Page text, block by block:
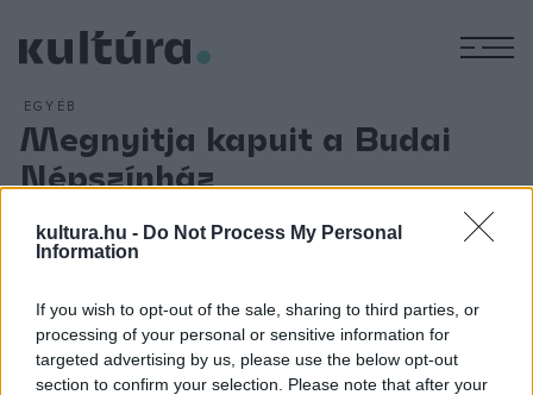
kultura.hu - Do Not Process My Personal
Information
If you wish to opt-out of the sale, sharing to third parties, or
processing of your personal or sensitive information for
targeted advertising by us, please use the below opt-out
section to confirm your selection. Please note that after your
EGYÉB
Megnyitja kapuit a Budai
Népszínház
A Lánchíd budai hídfőjénél a Budai Népszínház alapító-
igazgatója a sokoldalú tehetséggel megáldott Molnár
után, 1867-70 között újította fel ismét a társulat munkáját.
Repertoárjuk nagy részét a népszínművek és operettek